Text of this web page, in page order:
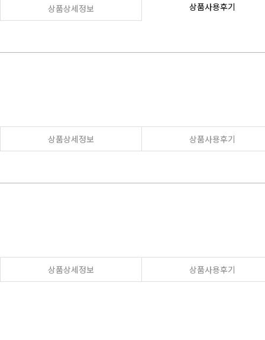
상품상세정보 상품사용후기
상품상세정보 상품사용후기
상품상세정보 상품사용후기